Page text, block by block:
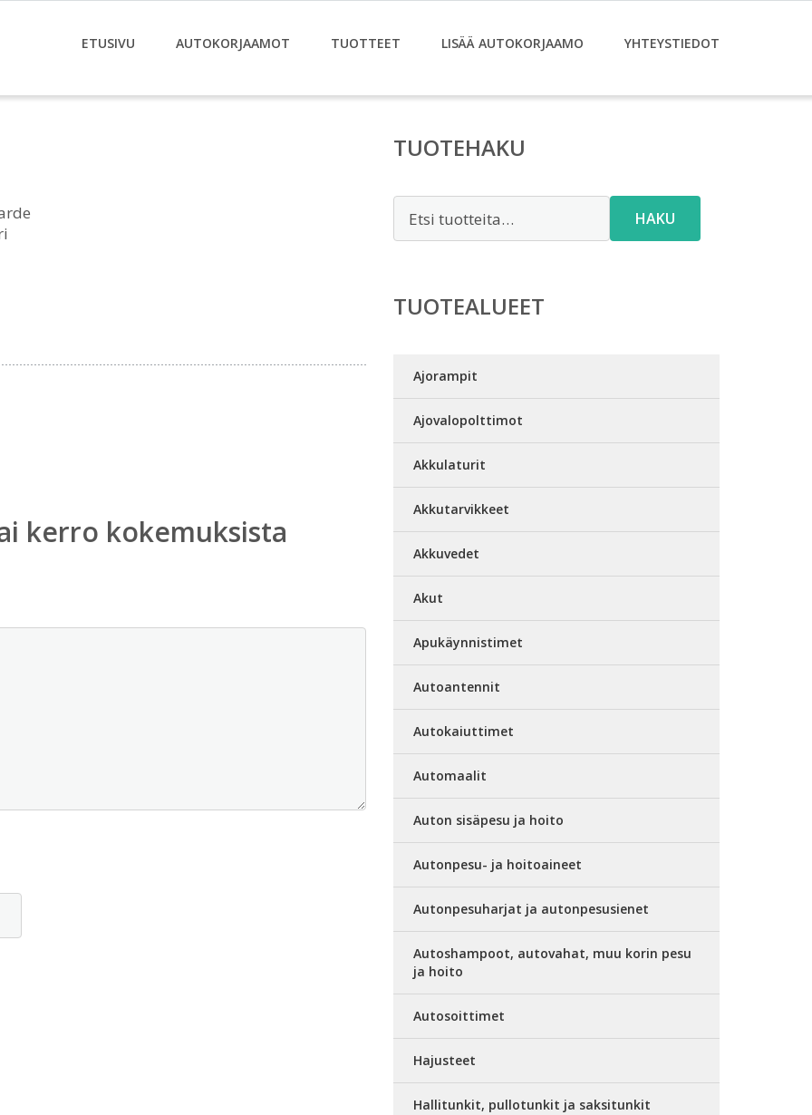
ETUSIVU AUTOKORJAAMOT TUOTTEET LISÄÄ AUTOKORJAAMO YHTEYSTIEDOT
kerro kokemuksista
TUOTEHAKU
HAKU
TUOTEALUEET
Ajorampit
Ajovalopolttimot
Akkulaturit
Akkutarvikkeet
Akkuvedet
Akut
Apukäynnistimet
Autoantennit
Autokaiuttimet
Automaalit
Auton sisäpesu ja hoito
Autonpesu- ja hoitoaineet
Autonpesuharjat ja autonpesusienet
Autoshampoot, autovahat, muu korin pesu
ja hoito
Autosoittimet
Hajusteet
Hallitunkit, pullotunkit ja saksitunkit